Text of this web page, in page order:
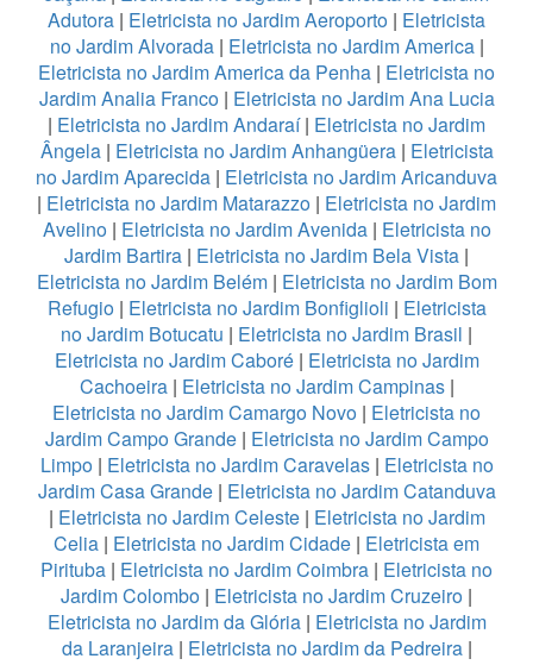
Adutora | Eletricista no Jardim Aeroporto | Eletricista
no Jardim Alvorada| Eletricista no Jardim America|
Eletricista no Jardim America da Penha | Eletricista no
Jardim Analia Franco| Eletricista no Jardim Ana Lucia
| Eletricista no Jardim Andaraí| Eletricista no Jardim
Ângela| Eletricista no Jardim Anhangüera| Eletricista
no Jardim Aparecida | Eletricista no Jardim Aricanduva
| Eletricista no Jardim Matarazzo | Eletricista no Jardim
Avelino| Eletricista no Jardim Avenida| Eletricista no
Jardim Bartira | Eletricista no Jardim Bela Vista |
Eletricista no Jardim Belém| Eletricista no Jardim Bom
Refugio| Eletricista no Jardim Bonfiglioli | Eletricista
no Jardim Botucatu | Eletricista no Jardim Brasil |
Eletricista no Jardim Caboré| Eletricista no Jardim
Cachoeira| Eletricista no Jardim Campinas|
Eletricista no Jardim Camargo Novo | Eletricista no
Jardim Campo Grande| Eletricista no Jardim Campo
Limpo| Eletricista no Jardim Caravelas| Eletricista no
Jardim Casa Grande| Eletricista no Jardim Catanduva
| Eletricista no Jardim Celeste| Eletricista no Jardim
Celia | Eletricista no Jardim Cidade | Eletricista em
Pirituba | Eletricista no Jardim Coimbra | Eletricista no
Jardim Colombo | Eletricista no Jardim Cruzeiro |
Eletricista no Jardim da Glória| Eletricista no Jardim
da Laranjeira| Eletricista no Jardim da Pedreira|